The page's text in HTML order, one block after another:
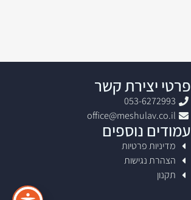
פרטי יצירת קשר
053-6272993
office@meshulav.co.il
עמודים נוספים
מדיניות פרטיות
הצהרת נגישות
תקנון